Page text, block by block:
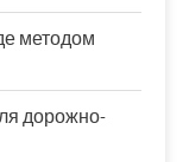
методом
дорожно-